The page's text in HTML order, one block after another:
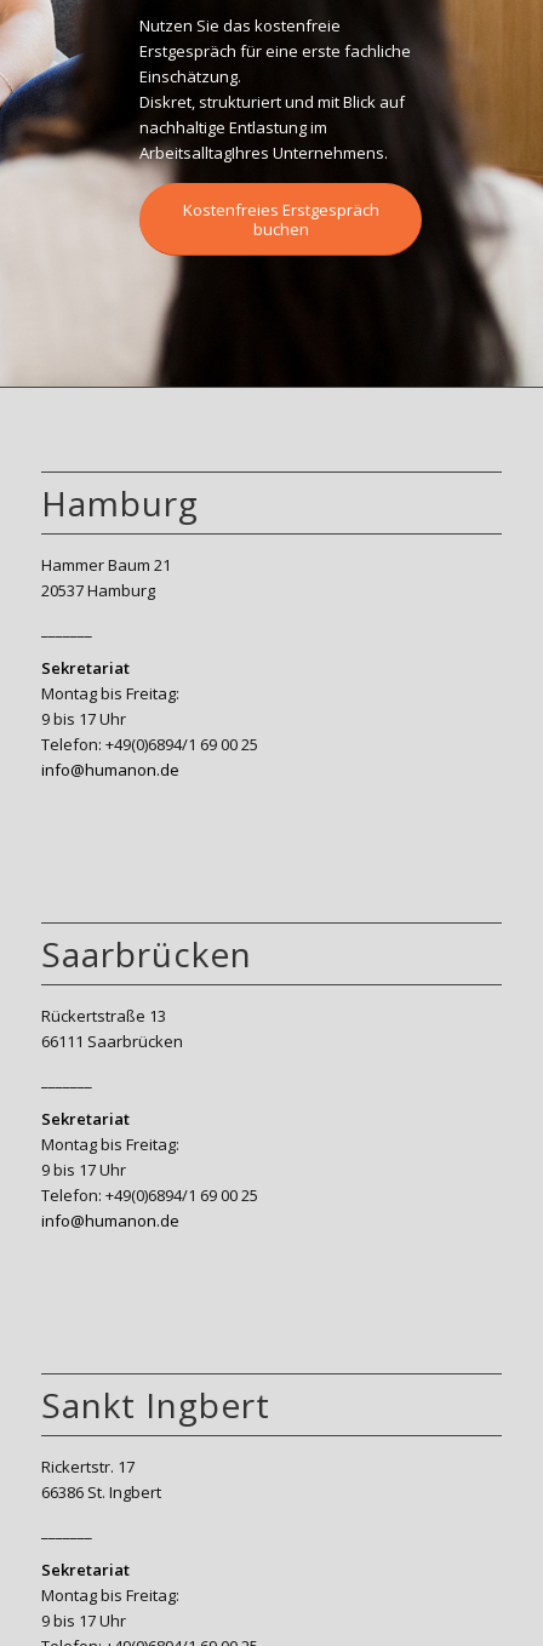
Nutzen Sie das kostenfreie
Erstgespräch für eine erste fachliche
Einschätzung.
Diskret, strukturiert und mit Blick auf
nachhaltige Entlastung im
ArbeitsalltagIhres Unternehmens.
Kostenfreies Erstgespräch
buchen
Hamburg
Hammer Baum 21
20537 Hamburg
Sekretariat
Montag bis Freitag:
9 bis 17 Uhr
Telefon: +49(0)6894/1 69 00 25
info@humanon.de
Saarbrücken
Rückertstraße 13
66111 Saarbrücken
Sekretariat
Montag bis Freitag:
9 bis 17 Uhr
Telefon: +49(0)6894/1 69 00 25
info@humanon.de
Sankt Ingbert
Rickertstr. 17
66386 St. Ingbert
Sekretariat
Montag bis Freitag:
9 bis 17 Uhr